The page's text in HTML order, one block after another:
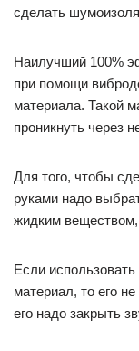
сделать
Наилучший 100%
при помощи
материала. Такой
проникнуть через
Для того, чтобы
руками надо
жидким
Если
материал, то его
его надо закрыть